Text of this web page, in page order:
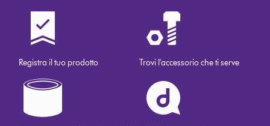
Registra il tuo prodotto Trovi l'accessorio che ti serve